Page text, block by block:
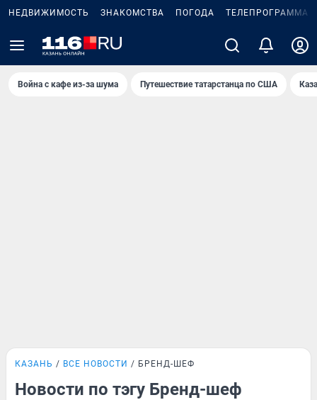
НЕДВИЖИМОСТЬ ЗНАКОМСТВА ПОГОДА ТЕЛЕПРОГРАММА
Война с кафе из-за шума Путешествие татарстанца по США
КАЗАНЬ ВСЕ НОВОСТИ БРЕНД-ШЕФ
Новости по тэгу Бренд-шеф